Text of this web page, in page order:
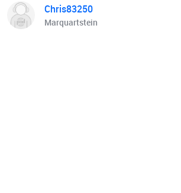
Chris83250
Marquartstein